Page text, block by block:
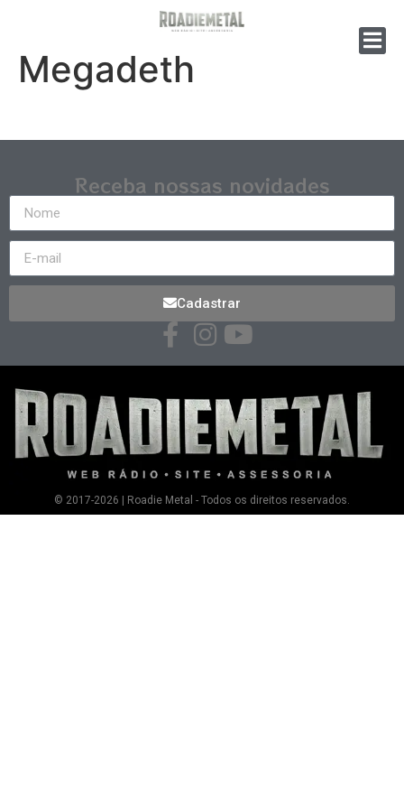
Megadeth
Receba nossas novidades
Cadastrar
© 2017-2026 | Roadie Metal - Todos os direitos reservados.